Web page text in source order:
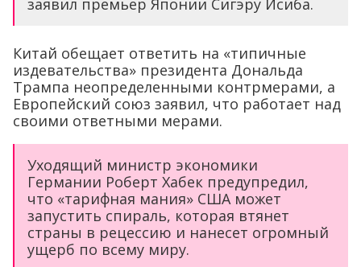
заявил премьер Японии Сигэру Исиба.
Китай обещает ответить на «типичные
издевательства» президента Дональда
Трампа неопределенными контрмерами, а
Европейский союз заявил, что работает над
своими ответными мерами.
Уходящий министр экономики
Германии Роберт Хабек предупредил,
что «тарифная мания» США может
запустить спираль, которая втянет
страны в рецессию и нанесет огромный
ущерб по всему миру.